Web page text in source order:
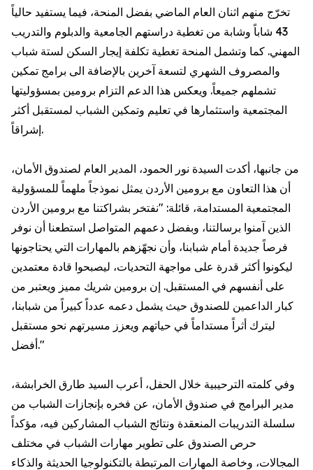
تخرّج منهم اثنان العام الماضي بفضل المنحة، فيما يستفيد حالياً
43 شاباً وشابة من تغطية دراستهم الجامعية والدبلوم والتدريب
المهني. كما وتشمل المنحة تغطية تكلفة إيجار السكن لستة شباب
والمصروف الشهري لتسعة آخرين بالإضافة الى برامج تمكين
تشملهم جميعاً. ويعكس هذا الدعم التزام برومين بمسؤوليتها
المجتمعية واستثمارها في تعليم وتمكين الشباب لمستقبل أكثر
إشراقاً.
من جانبها، أكدت السيدة نور الحمود، المدير العام لصندوق الأمان،
أن هذا التعاون مع برومين الأردن يمثل نموذجاً ملهماً للمسؤولية
المجتمعية المستدامة، قائلة: "نفتخر بشراكتنا مع برومين الأردن
الذين آمنوا برسالتنا، وبفضل دعمهم المتواصل استطعنا أن نوفر
فرصاً جديدة أمام شبابنا، وأن نجهّزهم بالمهارات التي يحتاجونها
ليكونوا أكثر قدرة على مواجهة التحديات، ليصبحوا قادة معتمدين
على أنفسهم في المستقبل. إن برومين شريك مميز ويعتبر من
كبار الداعمين للصندوق حيث يشمل دعمه عدداً كبيراً من شبابنا،
ليترك أثراً مستداماً في حياتهم ويعزز مسيرتهم نحو مستقبل
أفضل."
وفي كلمته الترحيبية خلال الحفل، أعرب السيد طارق الخرابشة،
مدير البرامج في صندوق الأمان، عن فخره بإنجازات الشباب من
سلسلة التدريبات المنعقدة ونتائج الشباب المشاركين فيه، مؤكداً
حرص الصندوق على تطوير مهارات الشباب في مختلف
المجالات، وخاصة المهارات المرتبطة بالتكنولوجيا الحديثة والذكاء